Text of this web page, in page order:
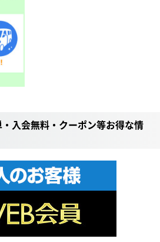
入会無料・クーポン等お得な情